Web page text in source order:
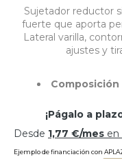
Sujetador reductor
fuerte que aporta
Lateral varilla,
ajustes y
Composición